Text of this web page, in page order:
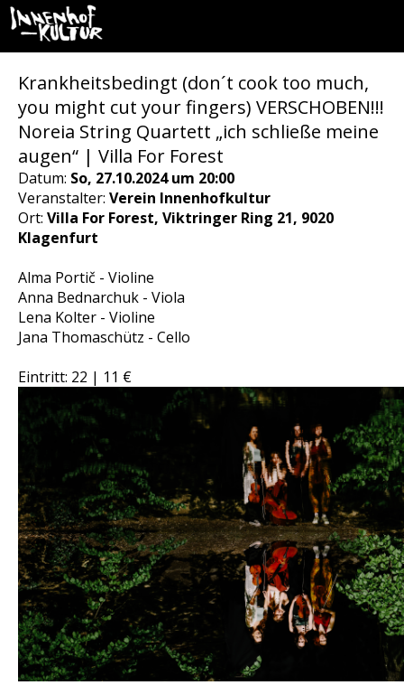
Krankheitsbedingt (don´t cook too much,
you might cut your fingers) VERSCHOBEN!!!
Noreia String Quartett „ich schließe meine
augen“ | Villa For Forest
Datum: So, 27.10.2024 um 20:00
Veranstalter: Verein Innenhofkultur
Ort: Villa For Forest, Viktringer Ring 21, 9020
Klagenfurt
Alma Portič - Violine
Anna Bednarchuk - Viola
Lena Kolter - Violine
Jana Thomaschütz - Cello
Eintritt: 22 | 11 €